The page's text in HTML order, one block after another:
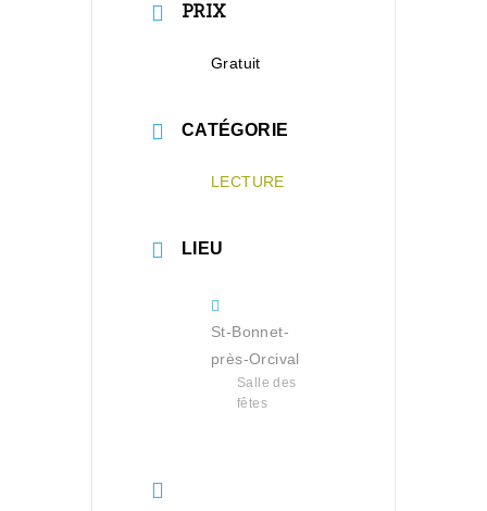
PRIX
Gratuit
CATÉGORIE
LECTURE
LIEU
St-Bonnet-
près-Orcival
Salle des
fêtes